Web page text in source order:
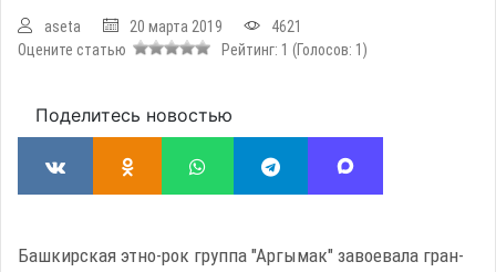
aseta 20 марта 2019
4621
Оцените статью
Рейтинг: 1 (Голосов: 1 )
Поделитесь новостью
Башкирская этно-рок группа "Аргымак" завоевала гран-